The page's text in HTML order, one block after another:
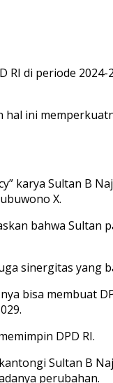
RI di periode
ini
karya Sultan B
X.
bahwa Sultan
sinergitas yang
bisa membuat
DPD RI.
Sultan B
perubahan.